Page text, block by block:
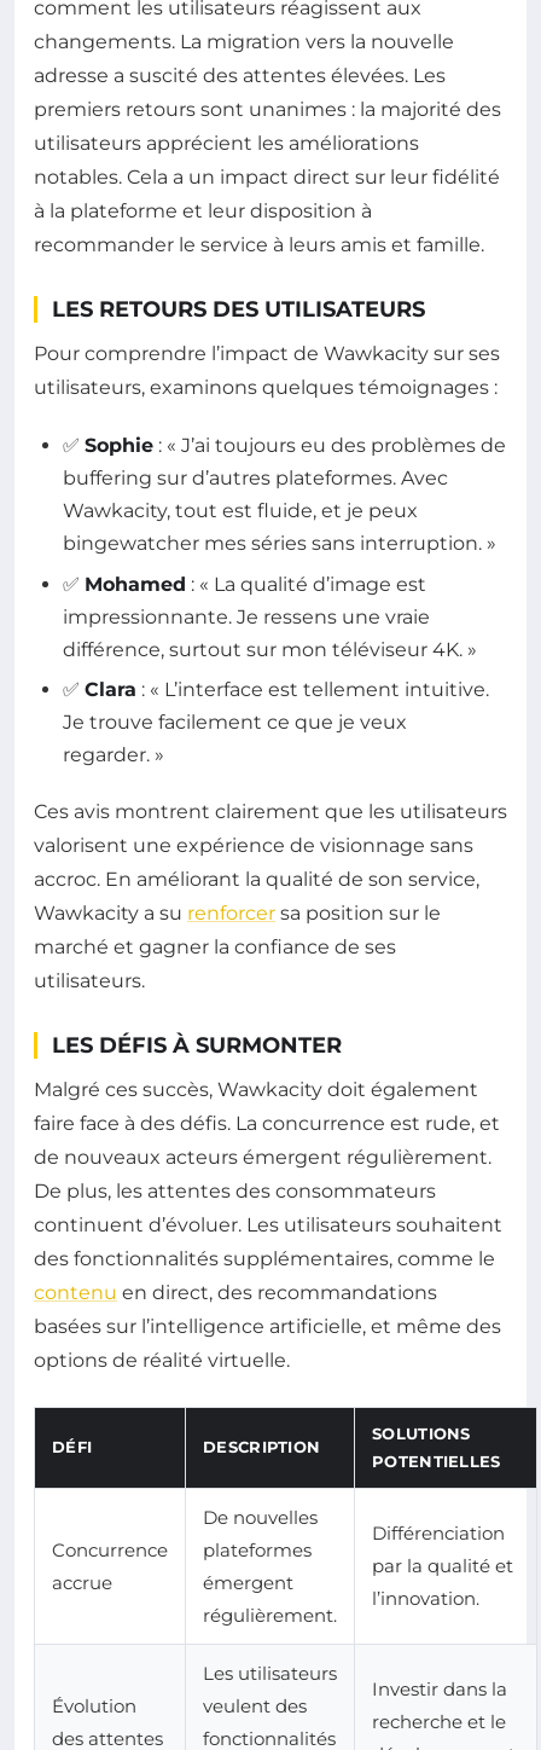
comment les utilisateurs réagissent aux
changements. La migration vers la nouvelle
adresse a suscité des attentes élevées. Les
premiers retours sont unanimes : la majorité des
utilisateurs apprécient les améliorations
notables. Cela a un impact direct sur leur fidélité
à la plateforme et leur disposition à
recommander le service à leurs amis et famille.
LES RETOURS DES UTILISATEURS
Pour comprendre l’impact de Wawkacity sur ses
utilisateurs, examinons quelques témoignages :
✅ Sophie : « J’ai toujours eu des problèmes de
buffering sur d’autres plateformes. Avec
Wawkacity, tout est fluide, et je peux
bingewatcher mes séries sans interruption. »
✅ Mohamed : « La qualité d’image est
impressionnante. Je ressens une vraie
différence, surtout sur mon téléviseur 4K. »
✅ Clara : « L’interface est tellement intuitive.
Je trouve facilement ce que je veux
regarder. »
Ces avis montrent clairement que les utilisateurs
valorisent une expérience de visionnage sans
accroc. En améliorant la qualité de son service,
Wawkacity a su renforcer sa position sur le
marché et gagner la confiance de ses
utilisateurs.
LES DÉFIS À SURMONTER
Malgré ces succès, Wawkacity doit également
faire face à des défis. La concurrence est rude, et
de nouveaux acteurs émergent régulièrement.
De plus, les attentes des consommateurs
continuent d’évoluer. Les utilisateurs souhaitent
des fonctionnalités supplémentaires, comme le
contenu en direct, des recommandations
basées sur l’intelligence artificielle, et même des
options de réalité virtuelle.
DÉFI DESCRIPTION
SOLUTIONS
POTENTIELLES
Concurrence
accrue
De nouvelles
plateformes
émergent
régulièrement.
Différenciation
par la qualité et
l’innovation.
Évolution
des attentes
Les utilisateurs
veulent des
fonctionnalités
Investir dans la
recherche et le